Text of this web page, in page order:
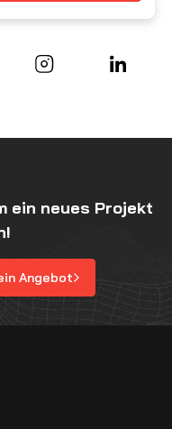
ein neues Projekt
Angebot